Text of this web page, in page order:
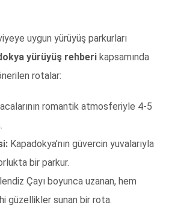
uygun yürüyüş parkurları
yürüyüş rehberi kapsamında
rotalar:
romantik atmosferiyle 4-5
Kapadokya’nın güvercin yuvalarıyla
bir parkur.
Çayı boyunca uzanan, hem
güzellikler sunan bir rota.